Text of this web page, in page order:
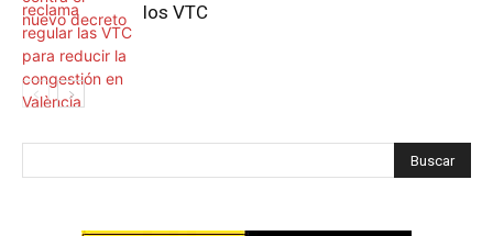
los VTC